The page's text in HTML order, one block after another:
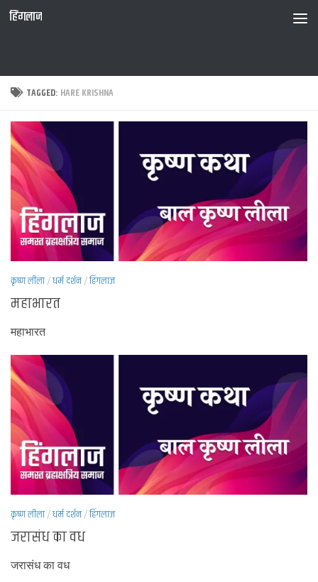
हिंगलाज
TAGGED: HARE KRISHNA
कृष्ण लीला/धर्म दर्शन/हिंगलाज
महाभारत
महाभारत
कृष्ण लीला/धर्म दर्शन/हिंगलाज
जरासंध का वध
जरासंध का वध